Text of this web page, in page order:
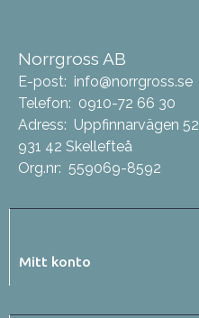
Norrgross AB
E-post: info@norrgross.se
Telefon: 0910-72 66 30
Adress: Uppfinnarvägen 52
931 42 Skellefteå
Org.nr: 559069-8592
Mitt konto